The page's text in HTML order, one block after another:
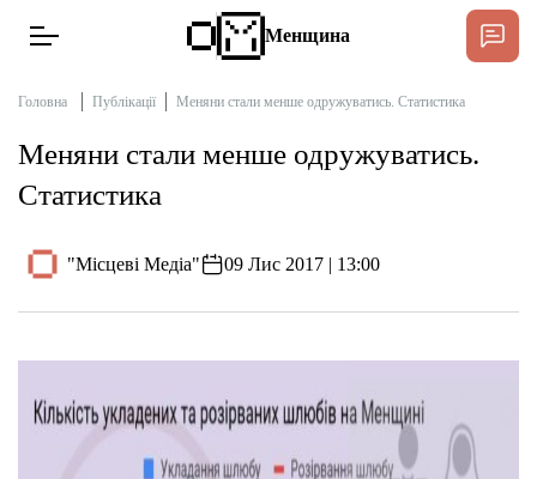
Новини
Інтерв’ю
Менщина
Головна Публікації Меняни стали менше одружуватись. Статистика
Меняни стали менше одружуватись.
Статистика
"Місцеві Медіа" 09 Лис 2017 | 13:00